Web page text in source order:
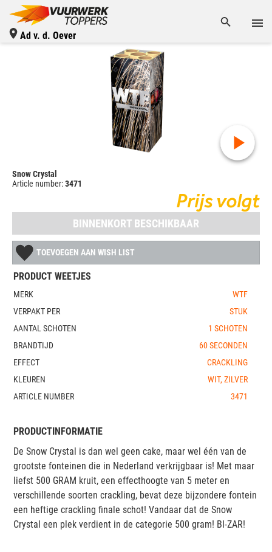
Ad v. d. Oever
Snow Crystal
Article number:3471
Prijs volgt
BINNENKORT BESCHIKBAAR
TOEVOEGEN AAN WISH LIST
PRODUCT WEETJES
MERK
WTF
VERPAKT PER
STUK
AANTAL SCHOTEN
1 SCHOTEN
BRANDTIJD
60 SECONDEN
EFFECT
CRACKLING
KLEUREN
WIT, ZILVER
ARTICLE NUMBER
3471
PRODUCTINFORMATIE
De Snow Crystal is dan wel geen cake, maar wel één van de
grootste fonteinen die in Nederland verkrijgbaar is! Met maar
liefst 500 GRAM kruit, een effecthoogte van 5 meter en
verschillende soorten crackling, bevat deze bijzondere fontein
een heftige crackling finale schot! Vandaar dat de Snow
Crystal een plek verdient in de categorie 500 gram! BI-ZAR!